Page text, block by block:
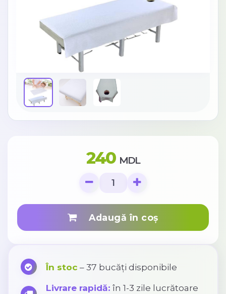
240 MDL
Adaugă în coș
În stoc – 37 bucăți disponibile
Livrare rapidă: în 1-3 zile lucrătoare